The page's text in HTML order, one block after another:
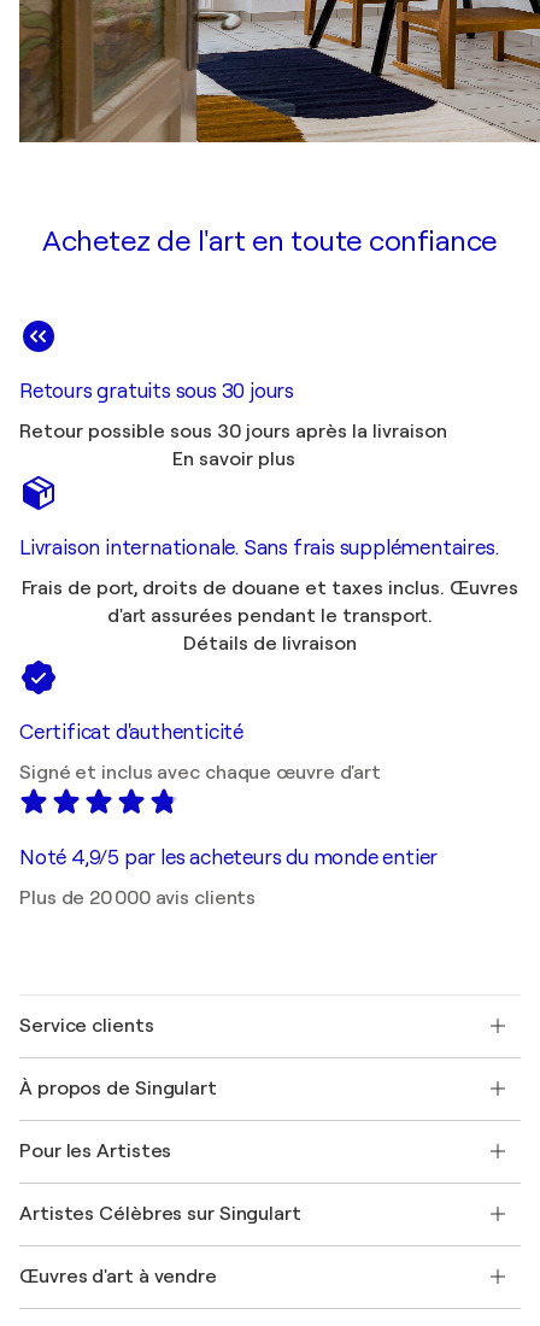
Achetez de l'art en toute confiance
Retours gratuits sous 30 jours
Retour possible sous 30 jours après la livraison
En savoir plus
Livraison internationale. Sans frais supplémentaires.
Frais de port, droits de douane et taxes inclus. Œuvres
d'art assurées pendant le transport.
Détails de livraison
Certificat d'authenticité
Signé et inclus avec chaque œuvre d'art
Noté 4,9/5 par les acheteurs du monde entier
Plus de 20 000 avis clients
Service clients
Expédition
Offrir une carte cadeau
Rejoignez notre programme commercial
Mon compte
+33 1 76 44 06 42
À propos de Singulart
FAQ
Magazine Singulart
Emplois
Découvrez une sélection d'art original
Pour les Artistes
Se connecter en tant qu'Artiste
Artistes Célèbres sur Singulart
Marc Chagall
Œuvres d'art à vendre